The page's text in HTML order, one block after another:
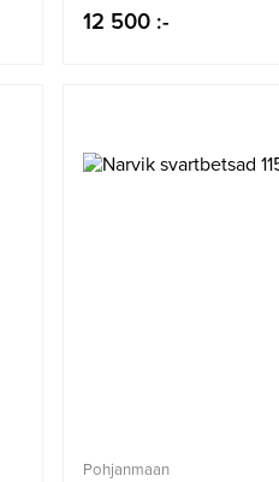
12 500 :-
Pohjanmaan